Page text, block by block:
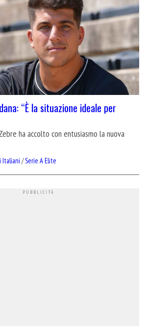
“È la situazione ideale per
ha accolto con entusiasmo la nuova
Italiani /Serie A Elite